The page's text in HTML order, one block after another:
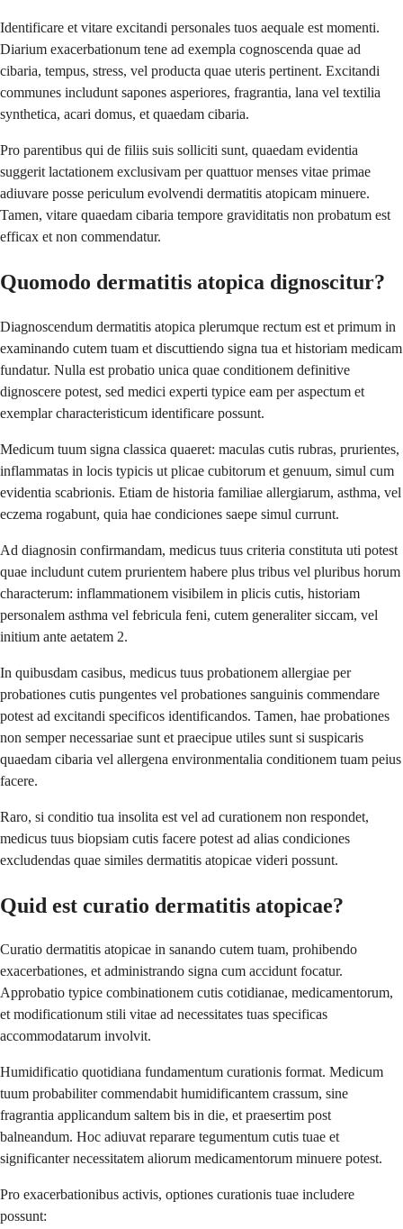
Identificare et vitare excitandi personales tuos aequale est momenti.
Diarium exacerbationum tene ad exempla cognoscenda quae ad
cibaria, tempus, stress, vel producta quae uteris pertinent. Excitandi
communes includunt sapones asperiores, fragrantia, lana vel textilia
synthetica, acari domus, et quaedam cibaria.
Pro parentibus qui de filiis suis solliciti sunt, quaedam evidentia
suggerit lactationem exclusivam per quattuor menses vitae primae
adiuvare posse periculum evolvendi dermatitis atopicam minuere.
Tamen, vitare quaedam cibaria tempore graviditatis non probatum est
efficax et non commendatur.
Quomodo dermatitis atopica dignoscitur?
Diagnoscendum dermatitis atopica plerumque rectum est et primum in
examinando cutem tuam et discuttiendo signa tua et historiam medicam
fundatur. Nulla est probatio unica quae conditionem definitive
dignoscere potest, sed medici experti typice eam per aspectum et
exemplar characteristicum identificare possunt.
Medicum tuum signa classica quaeret: maculas cutis rubras, prurientes,
inflammatas in locis typicis ut plicae cubitorum et genuum, simul cum
evidentia scabrionis. Etiam de historia familiae allergiarum, asthma, vel
eczema rogabunt, quia hae condiciones saepe simul currunt.
Ad diagnosin confirmandam, medicus tuus criteria constituta uti potest
quae includunt cutem prurientem habere plus tribus vel pluribus horum
characterum: inflammationem visibilem in plicis cutis, historiam
personalem asthma vel febricula feni, cutem generaliter siccam, vel
initium ante aetatem 2.
In quibusdam casibus, medicus tuus probationem allergiae per
probationes cutis pungentes vel probationes sanguinis commendare
potest ad excitandi specificos identificandos. Tamen, hae probationes
non semper necessariae sunt et praecipue utiles sunt si suspicaris
quaedam cibaria vel allergena environmentalia conditionem tuam peius
facere.
Raro, si conditio tua insolita est vel ad curationem non respondet,
medicus tuus biopsiam cutis facere potest ad alias condiciones
excludendas quae similes dermatitis atopicae videri possunt.
Quid est curatio dermatitis atopicae?
Curatio dermatitis atopicae in sanando cutem tuam, prohibendo
exacerbationes, et administrando signa cum accidunt focatur.
Approbatio typice combinationem cutis cotidianae, medicamentorum,
et modificationum stili vitae ad necessitates tuas specificas
accommodatarum involvit.
Humidificatio quotidiana fundamentum curationis format. Medicum
tuum probabiliter commendabit humidificantem crassum, sine
fragrantia applicandum saltem bis in die, et praesertim post
balneandum. Hoc adiuvat reparare tegumentum cutis tuae et
significanter necessitatem aliorum medicamentorum minuere potest.
Pro exacerbationibus activis, optiones curationis tuae includere
possunt: